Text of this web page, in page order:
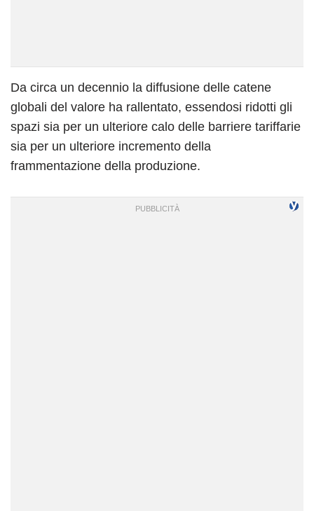
Da circa un decennio la diffusione delle catene
globali del valore ha rallentato, essendosi ridotti gli
spazi sia per un ulteriore calo delle barriere tariffarie
sia per un ulteriore incremento della
frammentazione della produzione.